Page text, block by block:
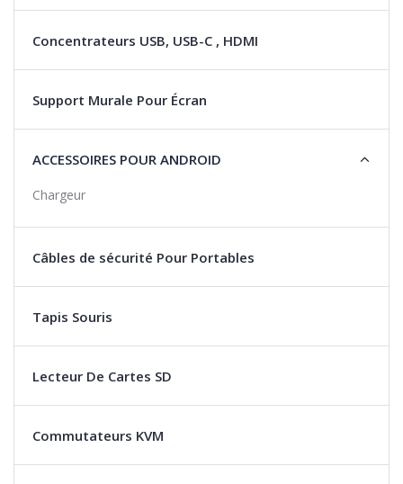
Concentrateurs USB, USB-C , HDMI
Support Murale Pour Écran
ACCESSOIRES POUR ANDROID
Chargeur
Câbles de sécurité Pour Portables
Tapis Souris
Lecteur De Cartes SD
Commutateurs KVM